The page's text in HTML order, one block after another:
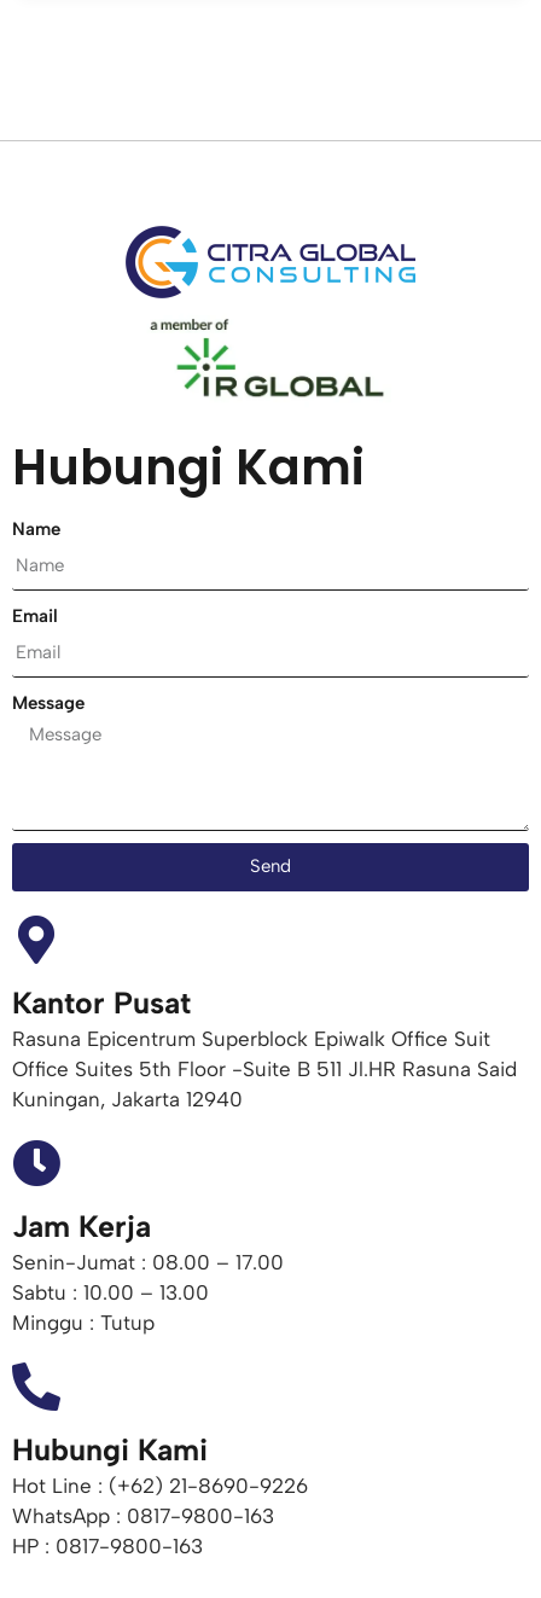
Hubungi Kami
Name
Email
Message
Send
Kantor Pusat
Rasuna Epicentrum Superblock Epiwalk Office Suit
Office Suites 5th Floor -Suite B 511 Jl.HR Rasuna Said
Kuningan, Jakarta 12940
Jam Kerja
Senin-Jumat : 08.00 – 17.00
Sabtu : 10.00 – 13.00
Minggu : Tutup
Hubungi Kami
Hot Line : (+62) 21-8690-9226​
WhatsApp : 0817-9800-163
HP : 0817-9800-163